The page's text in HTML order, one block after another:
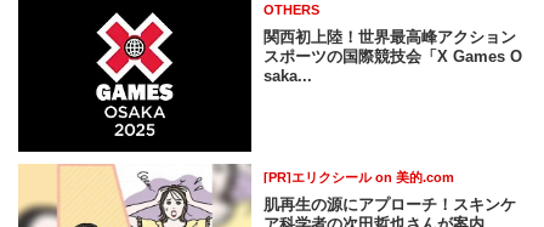
OTHERS
関西初上陸！世界最高峰アクション
スポーツの国際競技会「X Games O
saka...
[PR]エリクシール on 美的.com
肌再生の源にアプローチ！スキンケ